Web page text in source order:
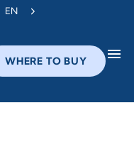
EN
WHERE TO BUY menu